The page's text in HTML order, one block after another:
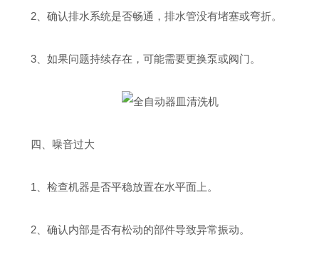
2、确认排水系统是否畅通，排水管没有堵塞或弯折。
3、如果问题持续存在，可能需要更换泵或阀门。
四、噪音过大
1、检查机器是否平稳放置在水平面上。
2、确认内部是否有松动的部件导致异常振动。